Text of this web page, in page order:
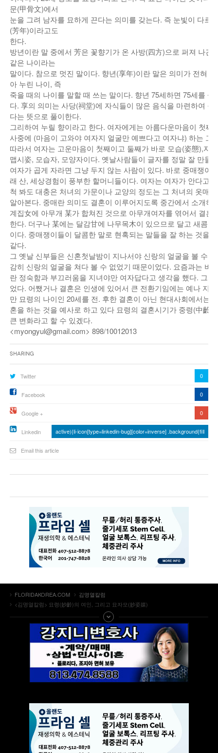
문(甲骨文)에서
눈을 그려 남자를 묘하게 끈다는 의미를 갖는다. 즉 눈빛이 다르
(芳年)이라고도
한다.
방년이란 말 중에서 芳은 꽃향기가 온 사방(四方)으로 퍼져 나간
같은 나이라는
말이다. 참으로 멋진 말이다. 향년(享年)이란 말은 의미가 전혀
아 누린 나이, 즉
죽을 때의 나이를 말할 때 쓰는 말이다. 향년 75세하면 75세를
다. 享의 의미는 사당(祠堂)에 자식들이 많은 음식을 마련하여
다는 뜻으로 풀이한다.
그리하여 누릴 향이라고 한다. 여자에게는 아름다운마음이 첫째
사중에 (마음이 고와야 여자지 얼굴만 예쁘다고 여자냐) 하는 그
따라서 여자는 고운마음이 첫째이고 둘째가 바로 모습(姿態),자
맵시姿, 모습자, 모양자이다. 옛날사람들이 글자를 정말 잘 만들
여자가 곱게 자라면 그냥 두지 않는 사람이 있다. 바로 중매쟁이
래 산, 세상경험이 풍부한 할머니들이다. 여자는 여자가 안다고
척 봐도 대충은 처녀의 가문이나 교양의 정도는 그 처녀의 옷매
알아본다. 중매란 의미도 결혼이 이루어지도록 중간에서 소개하
계집女에 아무개 某가 합쳐진 것으로 아무개여자를 엮어서 결혼
한다. 더구나 某에는 달감甘에 나무목木이 있으므로 달고 새콤
이다. 중매쟁이들이 달콤한 말로 현혹되는 말들을 잘 하는 것을
같다.
그 옛날 신부들은 신혼첫날밤이 지나서야 신랑의 얼굴을 볼 수
감히 신랑의 얼굴을 쳐다 볼 수 없었기 때문이었다. 요즘과는 비
란 정숙함과 부끄러움을 지녀야만 여자답다고 생각을 했다. 그
었다. 어쨌거나 결혼은 인생에 있어서 큰 전환기임에는 예나 지
만 묘령의 나이인 20세를 전. 후한 결혼이 아닌 현대사회에서는
혼을 하는 것을 예사로 하고 있다 묘령의 결혼시기가 중령(中齡)
큰 변화라고 할 수 있겠다.
<myongyul@gmail.com> 898/10012013
Sharing
Twitter 0
Facebook 0
Google + 0
Linkedin active){li-icon[type=linkedin-bug][color=inverse] .background{fill
Email this article
FLORIDAKOREA.COM
김명열칼럼
<김명열칼럼> 묘령(妙齡)의 여인, 그리고 묘자모(妙姿媒)